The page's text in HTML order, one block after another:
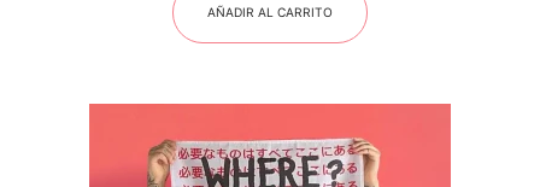
AÑADIR AL CARRITO